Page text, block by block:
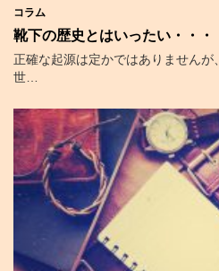
コラム
靴下の歴史とはいったい・・・
正確な起源は定かではありません
世…